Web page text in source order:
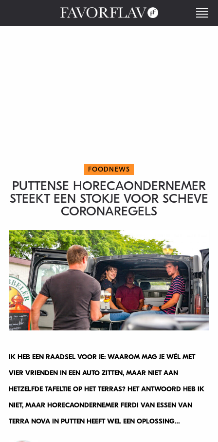
FOODNEWS
PUTTENSE HORECAONDERNEMER
STEEKT EEN STOKJE VOOR SCHEVE
CORONAREGELS
IK HEB EEN RAADSEL VOOR JE: WAAROM MAG JE WÉL MET
VIER VRIENDEN IN EEN AUTO ZITTEN, MAAR NIET AAN
HETZELFDE TAFELTJE OP HET TERRAS? HET ANTWOORD HEB IK
NIET, MAAR HORECAONDERNEMER FERDI VAN ESSEN VAN
TERRA NOVA IN PUTTEN HEEFT WEL EEN OPLOSSING…